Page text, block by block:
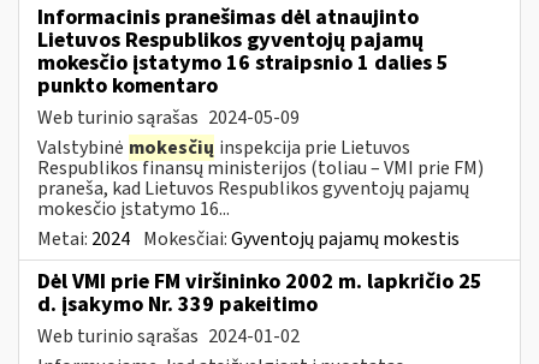
Informacinis pranešimas dėl atnaujinto
Lietuvos Respublikos gyventojų pajamų
mokesčio įstatymo 16 straipsnio 1 dalies 5
punkto komentaro
Web turinio sąrašas 2024-05-09
Valstybinė mokesčių inspekcija prie Lietuvos
Respublikos finansų ministerijos (toliau – VMI prie FM)
praneša, kad Lietuvos Respublikos gyventojų pajamų
mokesčio įstatymo 16...
Metai: 2024 Mokesčiai:Gyventojų pajamų mokestis
Dėl VMI prie FM viršininko 2002 m. lapkričio 25
d. įsakymo Nr. 339 pakeitimo
Web turinio sąrašas 2024-01-02